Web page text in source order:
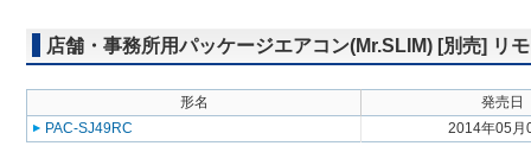
店舗・事務所用パッケージエアコン(Mr.SLIM) [別売] リ
形名
発売日
PAC-SJ49RC
2014年05月